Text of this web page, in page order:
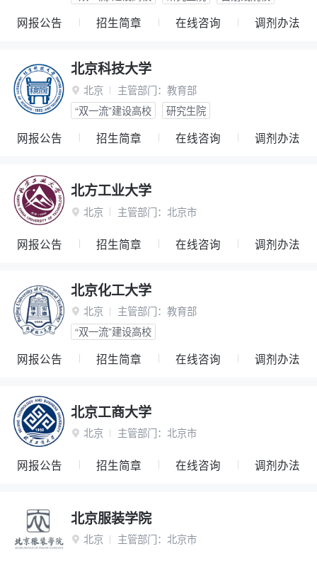
网报公告 招生简章 在线咨询 调剂办法
北京科技大学
 北京 主管部门： 教育部
“双一流”建设高校
研究生院
网报公告 招生简章 在线咨询 调剂办法
北方工业大学
 北京 主管部门： 北京市
网报公告 招生简章 在线咨询 调剂办法
北京化工大学
 北京 主管部门： 教育部
“双一流”建设高校
网报公告 招生简章 在线咨询 调剂办法
北京工商大学
 北京 主管部门： 北京市
网报公告 招生简章 在线咨询 调剂办法
北京服装学院
 北京 主管部门： 北京市